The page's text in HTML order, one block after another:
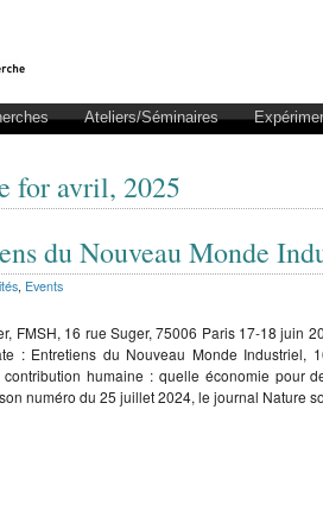
Ateliers/Séminaires
for avril, 2025
du Nouveau Monde
, Events
FMSH, 16 rue Suger, 75006 Paris 17-18 juin
: Entretiens du Nouveau Monde Industriel,
humaine : quelle économie pour
numéro du 25 juillet 2024, le journal Nature